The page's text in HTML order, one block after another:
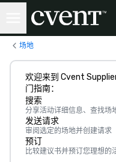
场地
欢迎来到 Cvent
门指南：
搜索
分享活动详细信息、查找场
发送请求
审阅选定的场地并创建请求
预订
比较建议书并预订您理想的